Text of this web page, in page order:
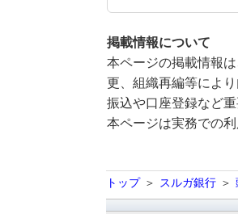
掲載情報について
本ページの掲載情報
更、組織再編等によ
振込や口座登録など
本ページは実務での
トップ スルガ銀行